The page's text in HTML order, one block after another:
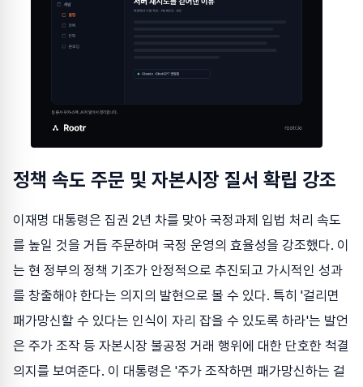
정책 속도 주문 및 자본시장 질서 확립 강조
이재명 대통령은 집권 2년 차를 맞아 국정과제 입법 처리 속도
를 높일 것을 거듭 주문하며 국정 운영의 효율성을 강조했다. 이
는 현 정부의 정책 기조가 안정적으로 추진되고 가시적인 성과
를 창출해야 한다는 의지의 발현으로 볼 수 있다. 특히 '걸리면
패가망신할 수 있다는 인식이 자리 잡을 수 있도록 하라'는 발언
은 주가 조작 등 자본시장 불공정 거래 행위에 대한 단호한 척결
의지를 보여준다. 이 대통령은 '주가 조작하면 패가망신하는 걸